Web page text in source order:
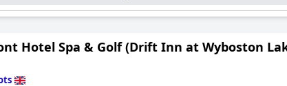
Hotel Spa & Golf (Drift Inn at Wyboston